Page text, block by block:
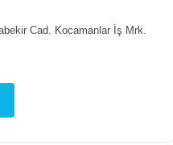
Cad. Kocamanlar İş Mrk.